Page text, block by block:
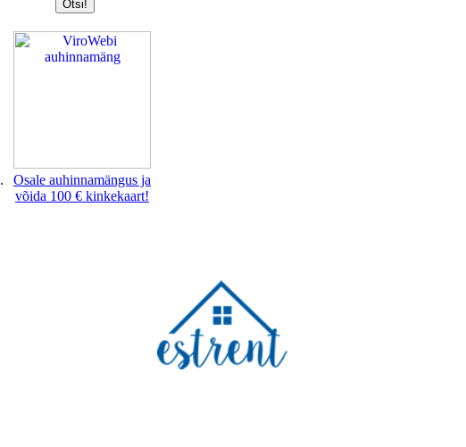
.
Osale auhinnamängus ja
võida 100 € kinkekaart!